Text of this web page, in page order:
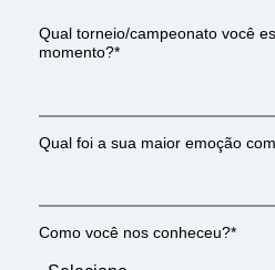
Qual torneio/campeonato você
momento?*
Qual foi a sua maior emoção
Como você nos conheceu?*